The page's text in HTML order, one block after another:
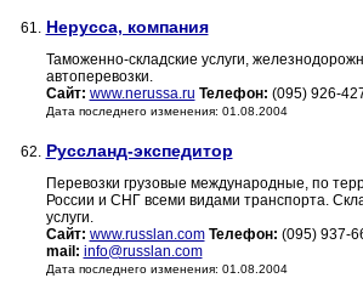
61. Нерусса, компания
Таможенно-складские услуги,
автоперевозки.
Сайт: www.nerussa.ru Телефон: (095) 926-
Дата последнего изменения: 01.08.2004
62. Руссланд-экспедитор
Перевозки грузовые международные, по
России и СНГ всеми видами транспорта.
услуги.
Сайт: www.russlan.com Телефон: (095) 937-
mail: info@russlan.com
Дата последнего изменения: 01.08.2004